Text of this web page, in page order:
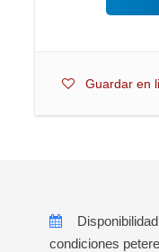
Guardar en
condiciones